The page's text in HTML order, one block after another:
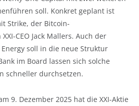
soll. Konkret geplant ist
Strike, der Bitcoin-
CEO Jack Mallers. Auch der
soll in die neue Struktur
im Board lassen sich solche
schneller durchsetzen.
9. Dezember 2025 hat die XXI-Aktie